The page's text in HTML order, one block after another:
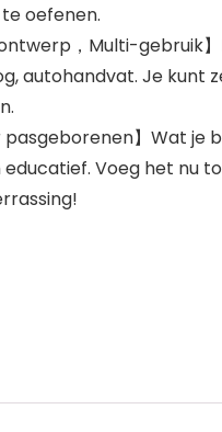
oefenen.
，Multi-gebruik
autohandvat. Je kunt
pasgeborenen】Wat
Voeg het nu